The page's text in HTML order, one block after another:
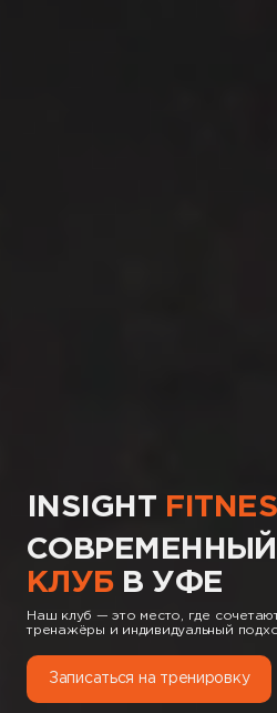
INSIGHT
СОВРЕМЕННЫЙ
КЛУБВ УФЕ
Наш клуб — это место, где
тренажёры и индивидуальный
Записаться на тренировку